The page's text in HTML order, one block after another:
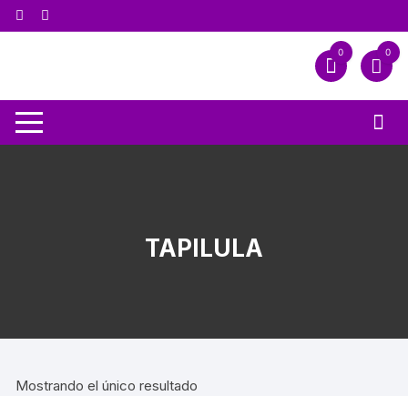
0 0
TAPILULA
Mostrando el único resultado